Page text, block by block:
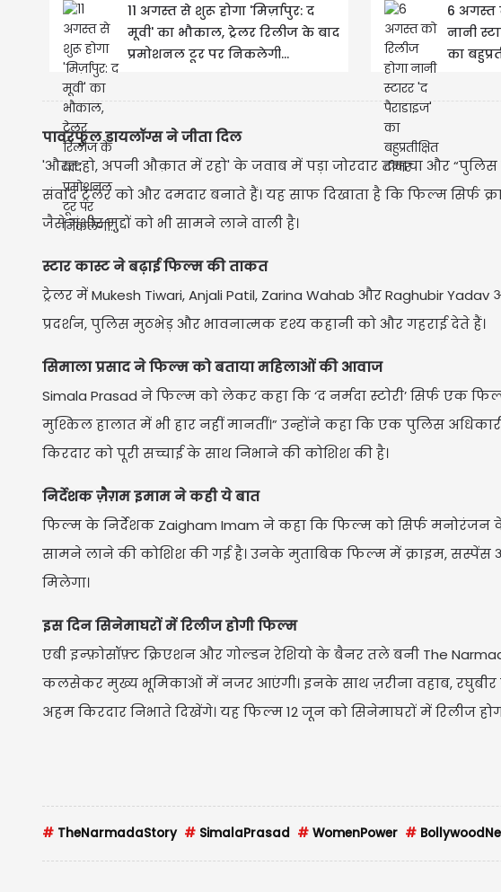
11 अगस्त से शुरू होगा 'मिर्ज़ापुर: द
मूवी' का भौकाल, ट्रेलर रिलीज के बाद
प्रमोशनल टूर पर निकलेगी...
6 अगस्त
नानी
का
पावरफुल डायलॉग्स ने जीता दिल
'औरत हो, अपनी औक़ात में रहो' के जवाब में पड़ा जोरदार तमाचा और “पुलिस
संवाद ट्रेलर को और दमदार बनाते हैं। यह साफ दिखाता है कि फिल्म सिर्फ
जैसे गंभीर मुद्दों को भी सामने लाने वाली है।
स्टार कास्ट ने बढ़ाई फिल्म की ताकत
ट्रेलर में Mukesh Tiwari, Anjali Patil, Zarina Wahab और Raghubir
प्रदर्शन, पुलिस मुठभेड़ और भावनात्मक दृश्य कहानी को और गहराई देते हैं।
सिमाला प्रसाद ने फिल्म को बताया महिलाओं की आवाज
Simala Prasad ने फिल्म को लेकर कहा कि ‘द नर्मदा स्टोरी’ सिर्फ एक
मुश्किल हालात में भी हार नहीं मानतीं।” उन्होंने कहा कि एक पुलिस
किरदार को पूरी सच्चाई के साथ निभाने की कोशिश की है।
निर्देशक ज़ैग़म इमाम ने कही ये बात
फिल्म के निर्देशक Zaigham Imam ने कहा कि फिल्म को सिर्फ मनोरंजन
सामने लाने की कोशिश की गई है। उनके मुताबिक फिल्म में क्राइम,
मिलेगा।
इस दिन सिनेमाघरों में रिलीज होगी फिल्म
एबी इन्फ़ोसॉफ़्ट क्रिएशन और गोल्डन रेशियो के बैनर तले बनी The
कलसेकर मुख्य भूमिकाओं में नजर आएंगी। इनके साथ ज़रीना वहाब, रघुबीर
अहम किरदार निभाते दिखेंगे। यह फिल्म 12 जून को सिनेमाघरों में रिलीज
# TheNarmadaStory # SimalaPrasad # WomenPower #